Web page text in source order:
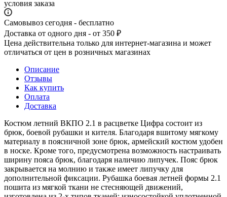
условия заказа
Самовывоз сегодня - бесплатно
Доставка от одного дня - от 350 ₽
Цена действительна только для интернет-магазина и может
отличаться от цен в розничных магазинах
Описание
Отзывы
Как купить
Оплата
Доставка
Костюм летний ВКПО 2.1 в расцветке Цифра состоит из
брюк, боевой рубашки и кителя. Благодаря вшитому мягкому
материалу в поясничной зоне брюк, армейский костюм удобен
в носке. Кроме того, предусмотрена возможность настраивать
ширину пояса брюк, благодаря наличию липучек. Пояс брюк
закрывается на молнию и также имеет липучку для
дополнительной фиксации. Рубашка боевая летней формы 2.1
пошита из мягкой ткани не стесняющей движений,